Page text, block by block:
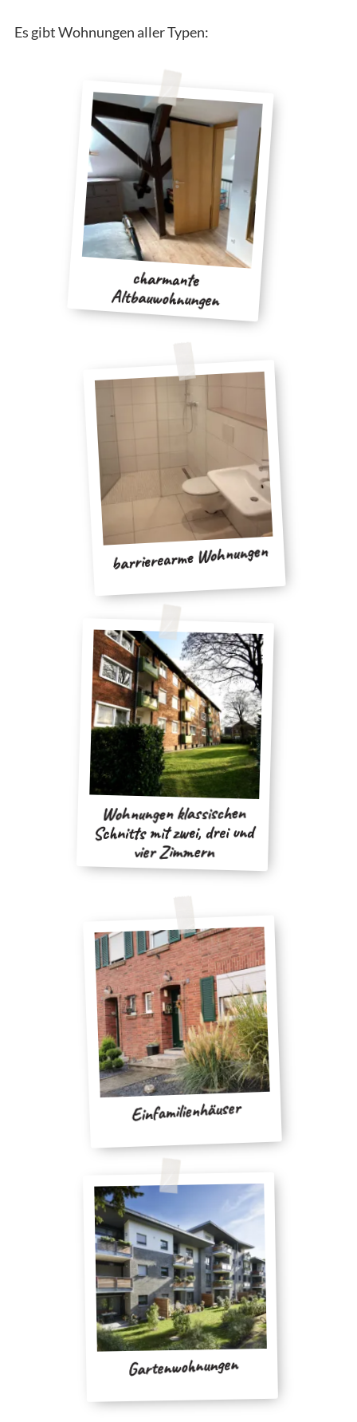
Es gibt Wohnungen aller Typen:
charmante
Altbauwohnungen
barrierearme Wohnungen
Wohnungen klassischen
Schnitts mit zwei, drei und
vier Zimmern
Einfamilienhäuser
Gartenwohnungen